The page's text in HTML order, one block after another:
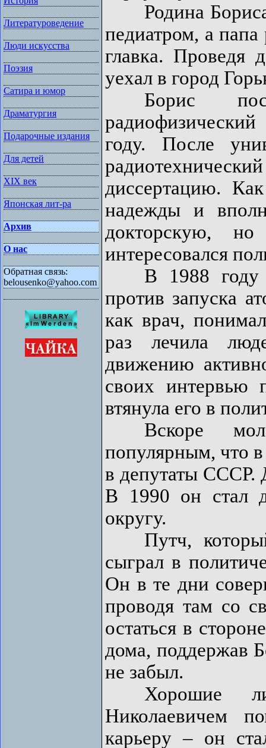
Литературоведение
Люди искусства
Поэзия
Сатира и юмор
Драматургия
Подарочные издания
Для детей
XIX век
Японская лит-ра
Архив
О нас
Обратная связь:
belousenko@yahoo.com
Родина Бориса
педиатром, а папа
главка. Проведя
уехал в город
Борис
году. После
диссертацию.
надежды и
докторскую,
интересовался
В 1988 году
против запуска
как врач,
раз лечила
движению
своих интервью
втянула его в
Вскоре
популярным, что
в депутаты СССР.
В 1990 он стал
округу.
Путч, который
сыграл в
Он в те дни
проводя там со
остаться в
дома, поддержав
не забыл.
Хорошие
Николаевичем
карьеру – он